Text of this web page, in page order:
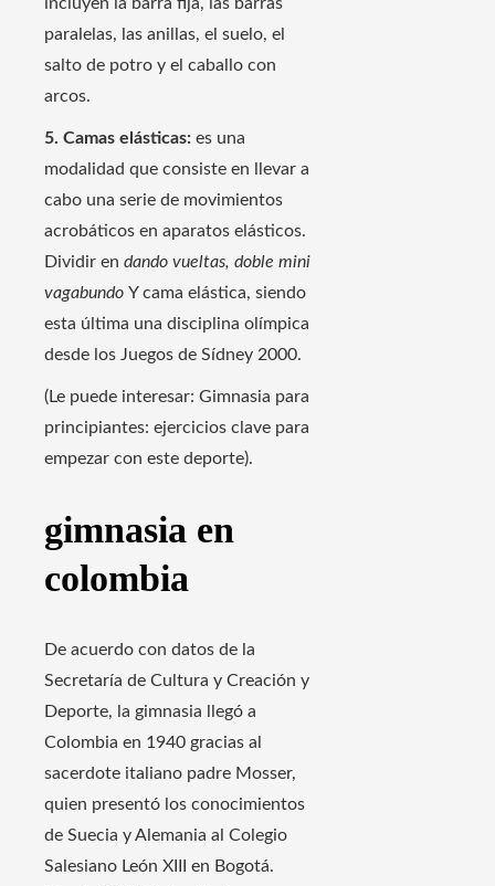
incluyen la barra fija, las barras
paralelas, las anillas, el suelo, el
salto de potro y el caballo con
arcos.
5. Camas elásticas: es una
modalidad que consiste en llevar a
cabo una serie de movimientos
acrobáticos en aparatos elásticos.
Dividir en dando vueltas, doble mini
vagabundo Y cama elástica, siendo
esta última una disciplina olímpica
desde los Juegos de Sídney 2000.
(Le puede interesar: Gimnasia para
principiantes: ejercicios clave para
empezar con este deporte).
gimnasia en
colombia
De acuerdo con datos de la
Secretaría de Cultura y Creación y
Deporte, la gimnasia llegó a
Colombia en 1940 gracias al
sacerdote italiano padre Mosser,
quien presentó los conocimientos
de Suecia y Alemania al Colegio
Salesiano León XIII en Bogotá.